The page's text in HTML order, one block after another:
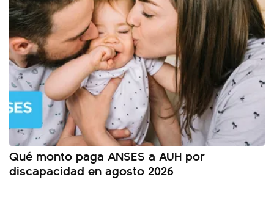
Qué monto paga ANSES a AUH por
discapacidad en agosto 2026